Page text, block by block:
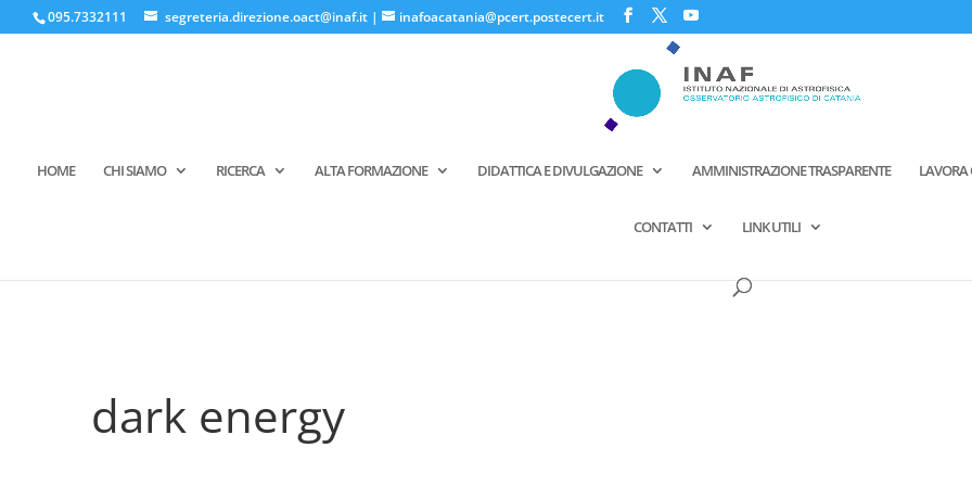
095.7332111 segreteria.direzione.oact@inaf.it | inafoacatania@pcert.postecert.it
HOME CHI SIAMO RICERCA ALTA FORMAZIONE DIDATTICA E DIVULGAZIONE AMMINISTRAZIONE TRASPARENTE LAVORA
CONTATTI LINK UTILI
dark energy